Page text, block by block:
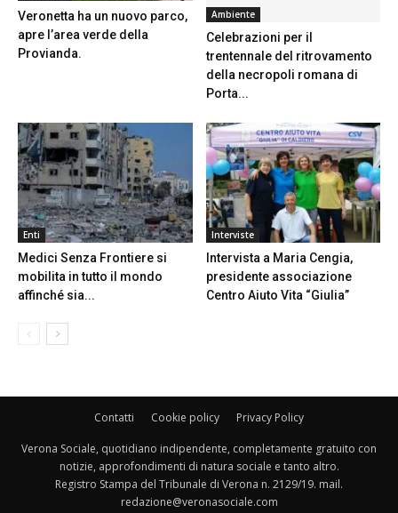
Veronetta ha un nuovo parco,
apre l’area verde della
Provianda.
Ambiente
Celebrazioni per il
trentennale del ritrovamento
della necropoli romana di
Porta...
Enti
Medici Senza Frontiere si
mobilita in tutto il mondo
affinché sia...
Interviste
Intervista a Maria Cengia,
presidente associazione
Centro Aiuto Vita “Giulia”
Contatti Cookie policy Privacy Policy
Verona Sociale, quotidiano indipendente, completamente gratuito con
notizie, approfondimenti di natura sociale e tanto altro.
Registro Stampa del Tribunale di Verona n. 2129/19. mail.
redazione@veronasociale.com